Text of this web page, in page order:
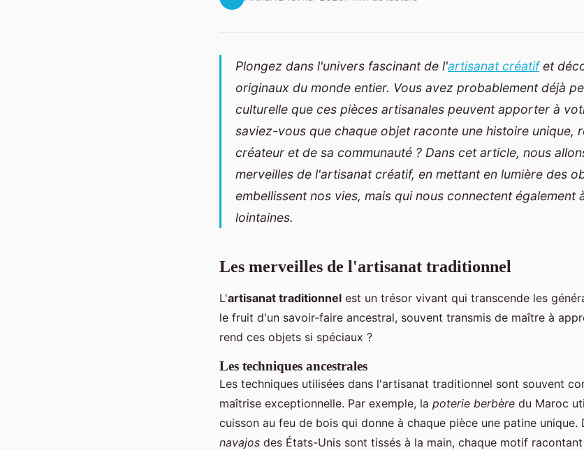
Plongez dans l'univers fascinant de l'artisanat créatifet
originaux du monde entier. Vous avez probablement déjà
culturelle que ces pièces artisanales peuvent apporter à
saviez-vous que chaque objet raconte une histoire unique,
créateur et de sa communauté ? Dans cet article, nous
merveilles de l'artisanat créatif, en mettant en lumière des
embellissent nos vies, mais qui nous connectent également
lointaines.
Les merveilles de l'artisanat traditionnel
L'artisanat traditionnel est un trésor vivant qui transcende les
le fruit d'un savoir-faire ancestral, souvent transmis de maître à
rend ces objets si spéciaux ?
Les techniques ancestrales
Les techniques utilisées dans l'artisanat traditionnel sont souvent
maîtrise exceptionnelle. Par exemple, la poterie berbère du Maroc
cuisson au feu de bois qui donne à chaque pièce une patine unique.
navajos des États-Unis sont tissés à la main, chaque motif